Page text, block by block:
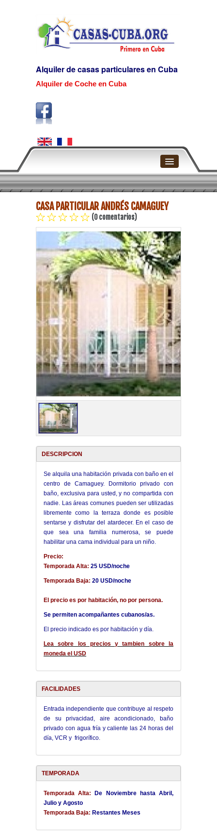
Alquiler de casas particulares en Cuba
Alquiler de Coche en Cuba
Home
La Habana
Playa Habana
Pinar del Río
Trinidad
Otras Ciudades
Otros Servicios
CASA PARTICULAR ANDRÉS CAMAGUEY
(0 comentarios)
DESCRIPCION
Se alquila una habitación privada con baño en el
centro de Camaguey. Dormitorio privado con
baño, exclusiva para usted, y no compartida con
nadie. Las áreas comunes pueden ser utilizadas
libremente como la terraza donde es posible
sentarse y disfrutar del atardecer. En el caso de
que sea una familia numerosa, se puede
habilitar una cama individual para un niño.
Precio:
Temporada Alta: 25 USD/noche
Temporada Baja: 20 USD/noche
El precio es por habitación, no por persona.
Se permiten acompañantes cubanos/as.
El precio indicado es por habitación y día.
Lea sobre los precios y tambien sobre la
moneda el USD
FACILIDADES
Entrada independiente que contribuye al respeto
de su privacidad, aire acondicionado, baño
privado con agua fría y caliente las 24 horas del
día, VCR y frigorífico.
TEMPORADA
Temporada Alta:
De Noviembre hasta Abril,
Julio y Agosto
Temporada Baja: Restantes Meses